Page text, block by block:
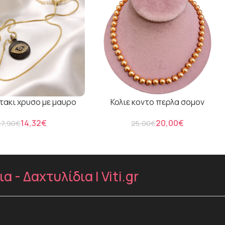
χρυσο με μαυρο
€14,32€
Κολιε κοντο περλα σομον
25,00€20,00€
- Δαχτυλίδια | Viti.gr